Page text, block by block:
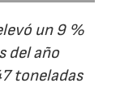
un 9 %
del año
toneladas